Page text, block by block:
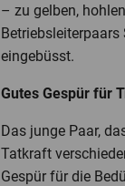
– zu gelben,
eingebüsst.
Gutes Gespür für
Das junge Paar,
Tatkraft
Gespür für die